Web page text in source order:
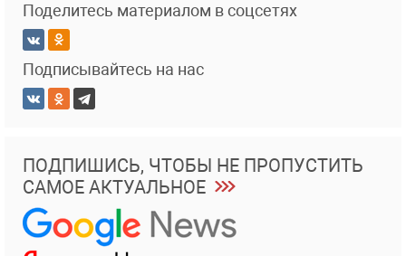
Поделитесь материалом в соцсетях
Подписывайтесь на нас
ПОДПИШИСЬ, ЧТОБЫ НЕ ПРОПУСТИТЬ
САМОЕ АКТУАЛЬНОЕ